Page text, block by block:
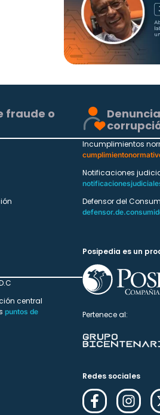
fraude o
Incumplimientos
Notificaciones
Defensor del
central
puntos de
Posipedia es un
Pertenece al:
Redes sociales